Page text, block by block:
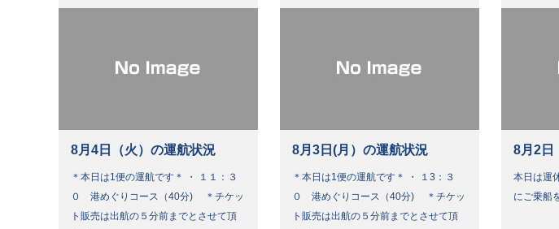
8月4日（火）の運航状況
＊本日は1便の運航です＊ ・ １１：３
０ 港めぐりコース（40分) ＊チケッ
ト販売は出航の５分前までとさせて頂
8月3日(月）の運航状況
＊本日は1便の運航です＊ ・ １3：３
０ 港めぐりコース（40分) ＊チケッ
ト販売は出航の５分前までとさせて頂
8月2日
本日は運
にご乗船